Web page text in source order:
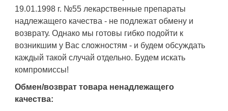
19.01.1998 г. №55 лекарственные препараты
надлежащего качества - не подлежат обмену и
возврату. Однако мы готовы гибко подойти к
возникшим у Вас сложностям - и будем обсуждать
каждый такой случай отдельно. Будем искать
компромиссы!
Обмен/возврат товара ненадлежащего
качества: